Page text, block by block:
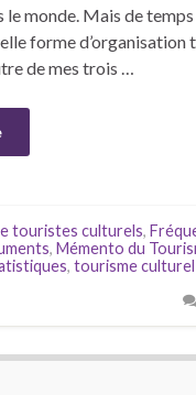
le monde. Mais de
forme d’organisation
de mes trois …
touristes culturels,
, Mémento du
, tourisme culturel